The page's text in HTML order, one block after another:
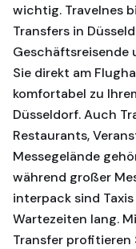
wichtig. Travelnes
Transfers in
Geschäftsreisende
Sie direkt am
komfortabel zu
Düsseldorf. Auch
Restaurants,
Messegelände
während großer
interpack sind
Wartezeiten lang.
Transfer profitieren